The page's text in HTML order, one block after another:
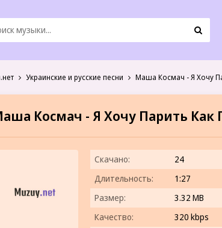
Украинские и русские песни Маша Космач - Я Хочу
Космач - Я Хочу Парить Как
Скачано:
24
Длительность:
1:27
Размер:
3.32 MB
Качество:
320 kbps